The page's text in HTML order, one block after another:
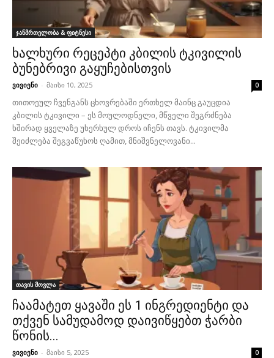
ჯანმრთელობა & ფიტნესი
ხალხური რეცეპტი კბილის ტკივილის
ბუნებრივი გაყუჩებისთვის
ვივიენი - მაისი 10, 2025 0
თითოეულ ჩვენგანს ცხოვრებაში ერთხელ მაინც გაუცდია
კბილის ტკივილი – ეს მოულოდნელი, მწველი შეგრძნება
ხშირად ყველაზე უხერხულ დროს იჩენს თავს. ტკივილმა
შეიძლება შეგვაწუხოს ღამით, მნიშვნელოვანი...
თავის მოვლა
ჩაამატეთ ყავაში ეს 1 ინგრედიენტი და
თქვენ სამუდამოდ დაივიწყებთ ჭარბი
წონის...
ვივიენი - მაისი 5, 2025 0